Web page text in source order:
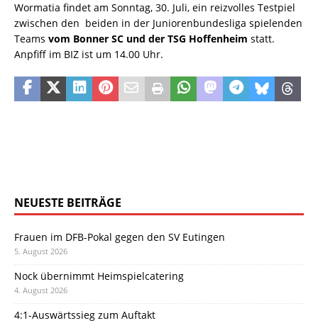
Wormatia findet am Sonntag, 30. Juli, ein reizvolles Testpiel
zwischen den beiden in der Juniorenbundesliga spielenden
Teams vom Bonner SC und der TSG Hoffenheim statt.
Anpfiff im BIZ ist um 14.00 Uhr.
NEUESTE BEITRÄGE
Frauen im DFB-Pokal gegen den SV Eutingen
5. August 2026
Nock übernimmt Heimspielcatering
4. August 2026
4:1-Auswärtssieg zum Auftakt